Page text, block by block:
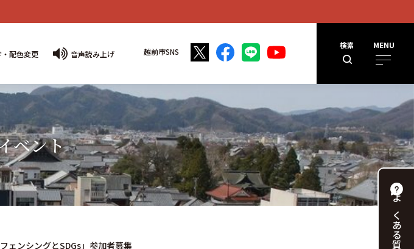
検索
MENU
・配色変更 音声読み上げ 越前市SNS
よくある
ベント
ェンシングとSDGs」参加者募集